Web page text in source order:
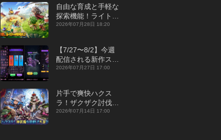
自由な育成と手軽な
探索機能！ライトカ
ジュアルMMORPG
P】
2026年07月28日 18:20
【7/27〜8/2】今週
配信される新作スマ
ホゲームをまとめて
2026年07月27日 17:00
片手で爽快ハクス
ラ！ザクザク討伐し
て神装備を集める放
2026年07月14日 17:00